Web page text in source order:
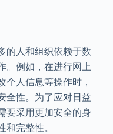
的人和组织依赖于数
。例如，在进行网上
个人信息等操作时，
全性。为了应对日益
要采用更加安全的身
完整性。